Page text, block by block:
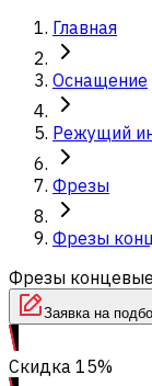
Главная
Оснащение
Режущий
Фрезы
Фрезы
Фрезы
Заявка на
Скидка 15%